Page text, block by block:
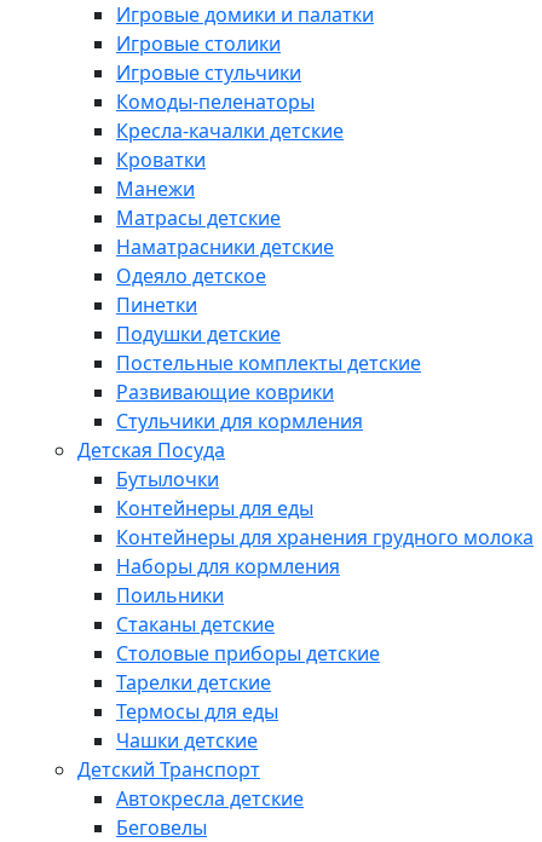
Игровые домики и палатки
Игровые столики
Игровые стульчики
Комоды-пеленаторы
Кресла-качалки детские
Кроватки
Манежи
Матрасы детские
Наматрасники детские
Одеяло детское
Пинетки
Подушки детские
Постельные комплекты детские
Развивающие коврики
Стульчики для кормления
Детская Посуда
Бутылочки
Контейнеры для еды
Контейнеры для хранения грудного молока
Наборы для кормления
Поильники
Стаканы детские
Столовые приборы детские
Тарелки детские
Термосы для еды
Чашки детские
Детский Транспорт
Автокресла детские
Беговелы